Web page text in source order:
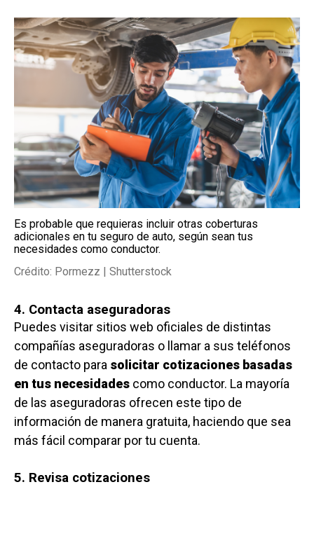
Es probable que requieras incluir otras coberturas
adicionales en tu seguro de auto, según sean tus
necesidades como conductor.
Crédito: Pormezz | Shutterstock
4. Contacta aseguradoras
Puedes visitar sitios web oficiales de distintas
compañías aseguradoras o llamar a sus teléfonos
de contacto para solicitar cotizaciones basadas
en tus necesidades como conductor. La mayoría
de las aseguradoras ofrecen este tipo de
información de manera gratuita, haciendo que sea
más fácil comparar por tu cuenta.
5. Revisa cotizaciones